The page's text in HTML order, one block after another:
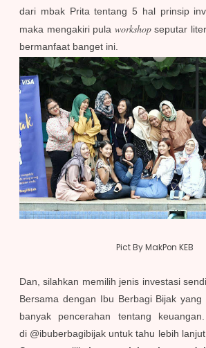
dari mbak Prita tentang 5 hal prinsip
maka mengakiri pula workshopseputar
bermanfaat banget ini.
Pict By MakPon KEB
Dan, silahkan memilih jenis investasi
Bersama dengan Ibu Berbagi Bijak yang
banyak pencerahan tentang
di @ibuberbagibijak untuk tahu lebih